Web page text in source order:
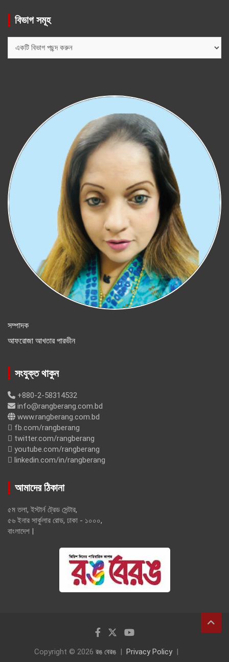
বিভাগ সমূহ
সম্পাদক
আফরোজা আখতার পারভীন
সংযুক্ত থাকুন
+880-2-58314532
info@rangberang.com.bd
www.rangberang.com.bd
fb.com/rangberang
twitter.com/rangberang
youtube.com/rangberang
linkedin.com/in/rangberang
আমাদের ঠিকানা
৫ম তলা, ইস্টার্ন ট্রেড সেন্টার,
৫৬ ইনার সার্কুলার রোড, ঢাকা - ১০০০,
বাংলাদেশ |
Copyright © 2026 রঙ বেরঙ Privacy Policy